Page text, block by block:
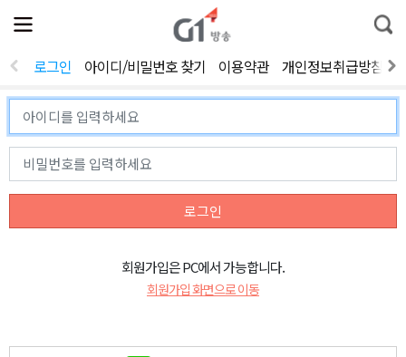
전
체
뉴
열
통
합
색
로그인 아이디/비밀번호 찾기 이용약관 개인정보취급방침
로그인
회원가입은 PC에서 가능합니다.
회원가입 화면으로 이동